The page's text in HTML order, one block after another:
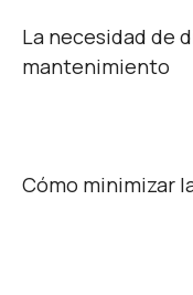
La necesidad de
mantenimiento
Cómo minimizar